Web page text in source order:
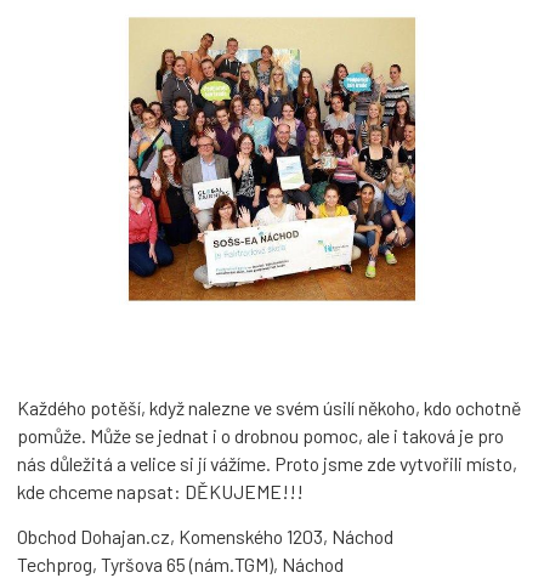
Každého potěší, když nalezne ve svém úsilí někoho, kdo ochotně
pomůže. Může se jednat i o drobnou pomoc, ale i taková je pro
nás důležitá a velice si jí vážíme. Proto jsme zde vytvořili místo,
kde chceme napsat: DĚKUJEME!!!
Obchod Dohajan.cz, Komenského 1203, Náchod
Techprog, Tyršova 65 (nám.TGM), Náchod